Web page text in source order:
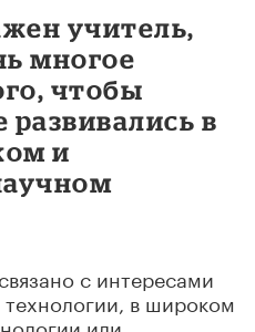
учитель,
многое
чтобы
в
и
с интересами
в широком
или